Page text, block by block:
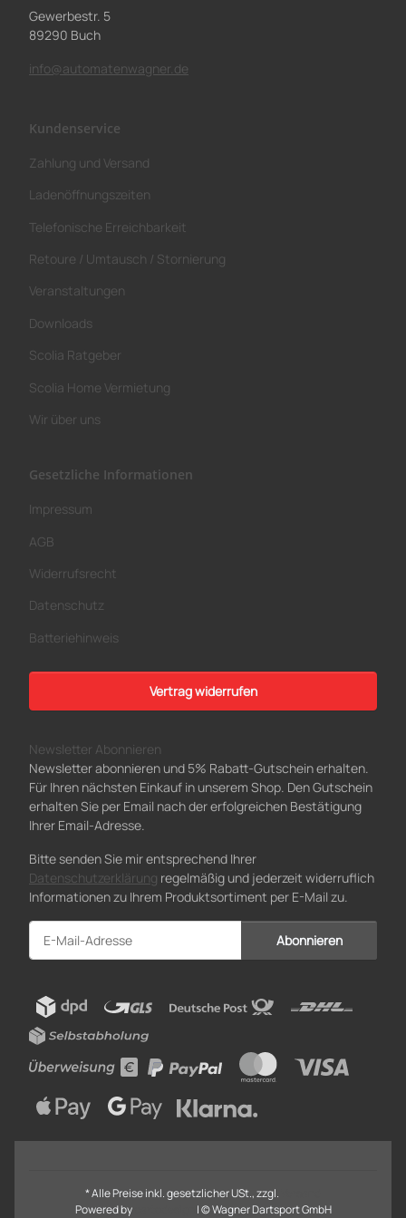
Gewerbestr. 5
89290 Buch
info@automatenwagner.de
Kundenservice
Zahlung und Versand
Ladenöffnungszeiten
Telefonische Erreichbarkeit
Retoure / Umtausch / Stornierung
Veranstaltungen
Downloads
Scolia Ratgeber
Scolia Home Vermietung
Wir über uns
Gesetzliche Informationen
Impressum
AGB
Widerrufsrecht
Datenschutz
Batteriehinweis
Vertrag widerrufen
Newsletter Abonnieren
Newsletter abonnieren und 5% Rabatt-Gutschein erhalten.
Für Ihren nächsten Einkauf in unserem Shop. Den Gutschein
erhalten Sie per Email nach der erfolgreichen Bestätigung
Ihrer Email-Adresse.
Bitte senden Sie mir entsprechend Ihrer
Datenschutzerklärung regelmäßig und jederzeit widerruflich
Informationen zu Ihrem Produktsortiment per E-Mail zu.
Abonnieren
* Alle Preise inkl. gesetzlicher USt., zzgl.
Powered by
| © Wagner Dartsport GmbH